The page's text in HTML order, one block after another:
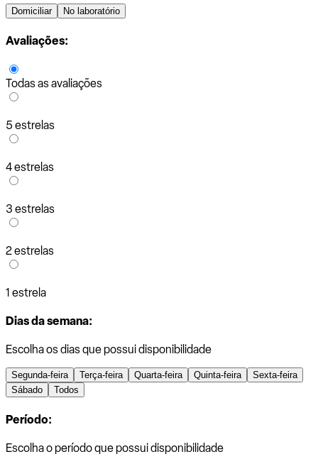
Domiciliar No laboratório
Avaliações:
Todas as avaliações
5 estrelas
4 estrelas
3 estrelas
2 estrelas
1 estrela
Dias da semana:
Escolha os dias que possui disponibilidade
Segunda-feira Terça-feira Quarta-feira Quinta-feira
Sexta-feira
Sábado
Todos
Período:
Escolha o período que possui disponibilidade